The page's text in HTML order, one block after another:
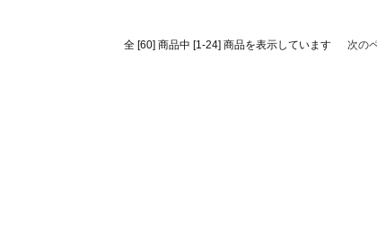
全 [60] 商品中 [1-24] 商品を表示しています 次の